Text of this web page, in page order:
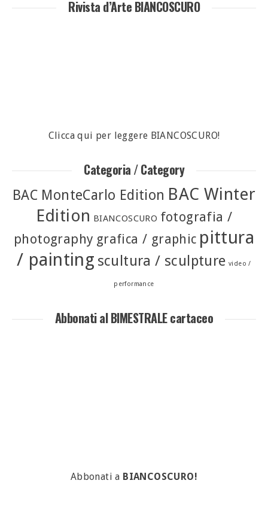
Rivista d’Arte BIANCOSCURO
Clicca qui per leggere BIANCOSCURO!
Categoria / Category
BAC MonteCarlo Edition BAC Winter
Edition BIANCOSCURO fotografia /
photography grafica / graphic pittura
/ painting scultura / sculpture video /
performance
Abbonati al BIMESTRALE cartaceo
Abbonati a BIANCOSCURO!